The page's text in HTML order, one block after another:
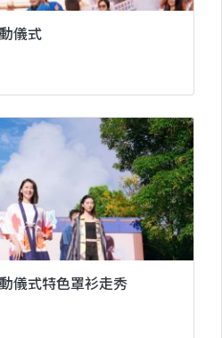
儀式
儀式特色罩衫走秀